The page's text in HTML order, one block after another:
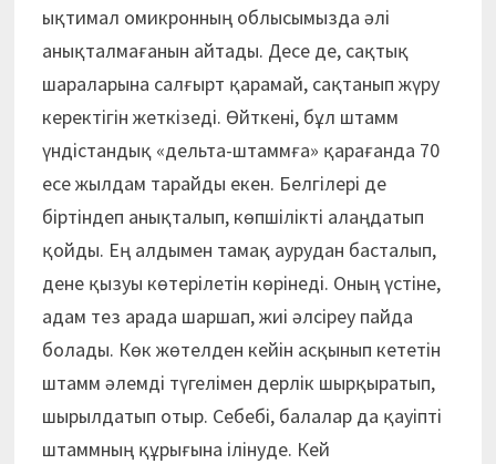
ықтимал омикронның облысымызда әлі
анықталмағанын айтады. Десе де, сақтық
шараларына салғырт қарамай, сақтанып жүру
керектігін жеткізеді. Өйткені, бұл штамм
үндістандық «дельта-штаммға» қарағанда 70
есе жылдам тарайды екен. Белгілері де
біртіндеп анықталып, көпшілікті алаңдатып
қойды. Ең алдымен тамақ аурудан басталып,
дене қызуы көтерілетін көрінеді. Оның үстіне,
адам тез арада шаршап, жиі әлсіреу пайда
болады. Көк жөтелден кейін асқынып кететін
штамм әлемді түгелімен дерлік шырқыратып,
шырылдатып отыр. Себебі, балалар да қауіпті
штаммның құрығына ілінуде. Кей